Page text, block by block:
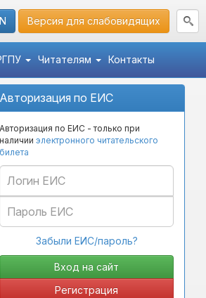
Версия для слабовидящих
Читателям Контакты
Авторизация по ЕИС
Авторизация по ЕИС - только при
наличии электронного читательского
билета
Забыли ЕИС/пароль?
Регистрация